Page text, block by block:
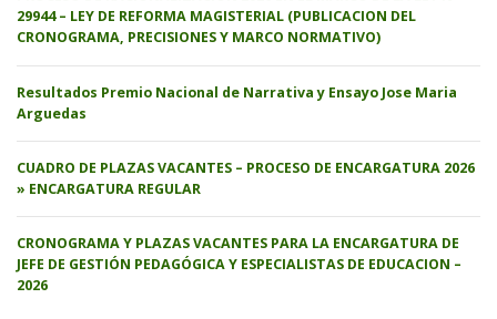
29944 – LEY DE REFORMA MAGISTERIAL (PUBLICACION DEL
CRONOGRAMA, PRECISIONES Y MARCO NORMATIVO)
Resultados Premio Nacional de Narrativa y Ensayo Jose Maria
Arguedas
CUADRO DE PLAZAS VACANTES – PROCESO DE ENCARGATURA 2026
» ENCARGATURA REGULAR
CRONOGRAMA Y PLAZAS VACANTES PARA LA ENCARGATURA DE
JEFE DE GESTIÓN PEDAGÓGICA Y ESPECIALISTAS DE EDUCACION –
2026